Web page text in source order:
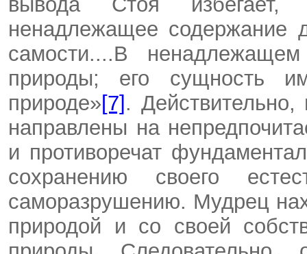
ненадлежащее содержание
самости....В
природы; его сущность
природе»[7] .
направлены на
и противоречат
сохранению своего
саморазрушению. Мудрец
природой и со своей